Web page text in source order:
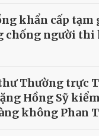
khẩn cấp tạm
chống người thi
Thường trực
Hồng Sỹ
không Phan